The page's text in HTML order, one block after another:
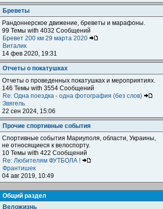
Бреветы
Рандоннерское движение, бреветы и марафоны.
99 Темы with 4032 Сообщений
Бревет 200 км 29 марта 2020
Виталик
14 фев 2020, 19:31
Отчеты о покатушках
Отчеты о проведенных покатушках и мероприятиях.
146 Темы with 3554 Сообщений
Re: Одна поездка - одна фотография (без слов)
Звягель
22 сен 2024, 15:06
Прочие спортивные события
Спортивные события Мариуполя, области, Украины,
не относящиеся к велоспорту.
10 Темы with 422 Сообщений
Re: Любителям ФУТБОЛА !
Франтишек
04 авг 2019, 10:49
Общий раздел
Веложизнь